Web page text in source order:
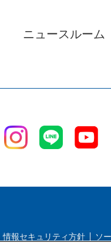
ニュースルーム
情報セキュリティ方針 ソ